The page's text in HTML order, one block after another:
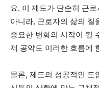
요. 이 제도가 단순히 근
아니라, 근로자의 삶의 질
중요한 변화의 시작이 될
제 공약도 이러한 흐름에
물론, 제도의 성공적인 도